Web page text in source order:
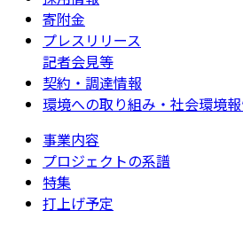
寄附金
プレスリリース
記者会見等
契約・調達情報
環境への取り組み・社会環境
事業内容
プロジェクトの系譜
特集
打上げ予定